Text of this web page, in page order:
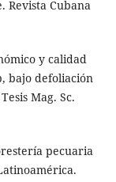
Revista Cubana
y calidad
bajo defoliación
Mag. Sc.
pecuaria